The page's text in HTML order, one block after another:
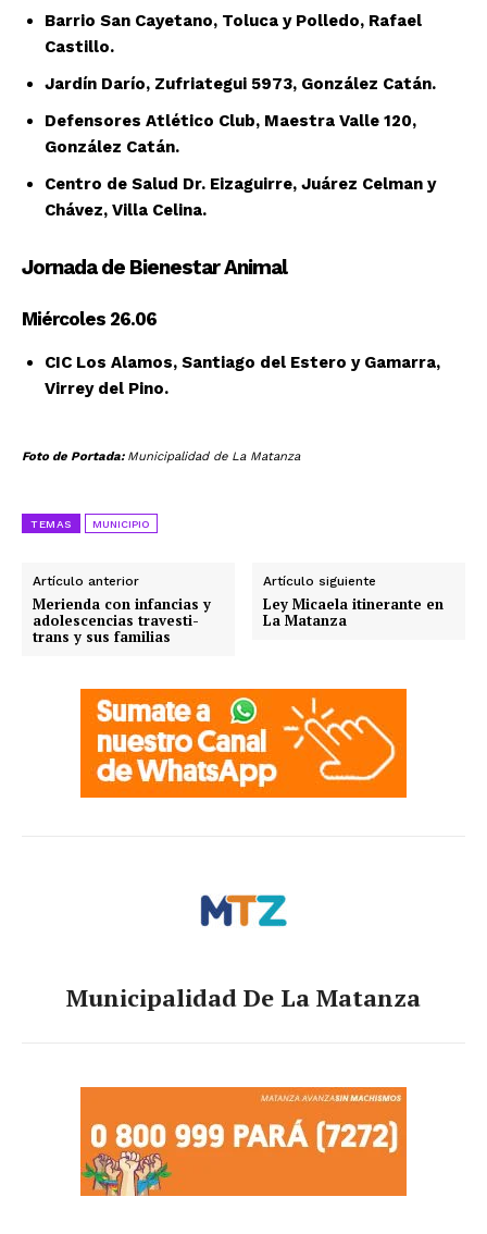
Barrio San Cayetano, Toluca y Polledo, Rafael
Castillo.
Jardín Darío, Zufriategui 5973, González Catán.
Defensores Atlético Club, Maestra Valle 120,
González Catán.
Centro de Salud Dr. Eizaguirre, Juárez Celman y
Chávez, Villa Celina.
Jornada de Bienestar Animal
Miércoles 26.06
CIC Los Alamos, Santiago del Estero y Gamarra,
Virrey del Pino.
Foto de Portada: Municipalidad de La Matanza
TEMAS MUNICIPIO
Artículo anterior
Merienda con infancias y
adolescencias travesti-
trans y sus familias
Artículo siguiente
Ley Micaela itinerante en
La Matanza
Municipalidad De La Matanza